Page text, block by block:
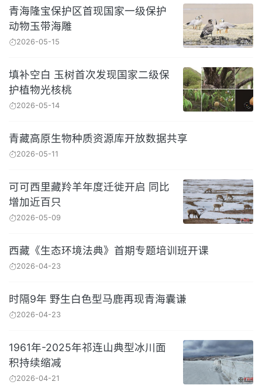
青海隆宝保护区首现国家一级保护
动物玉带海雕
2026-05-15
填补空白 玉树首次发现国家二级保
护植物光核桃
2026-05-14
青藏高原生物种质资源库开放数据共享
2026-05-11
可可西里藏羚羊年度迁徙开启 同比
增加近百只
2026-05-09
西藏《生态环境法典》首期专题培训班开课
2026-04-23
时隔9年 野生白色型马鹿再现青海囊谦
2026-04-23
1961年-2025年祁连山典型冰川面
积持续缩减
2026-04-21